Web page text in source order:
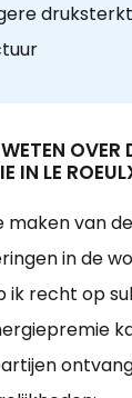
OVER
IN LE
maken van
in de
ik recht op